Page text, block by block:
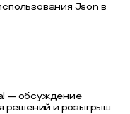
Json в
— обсуждение
решений и розыгрыш